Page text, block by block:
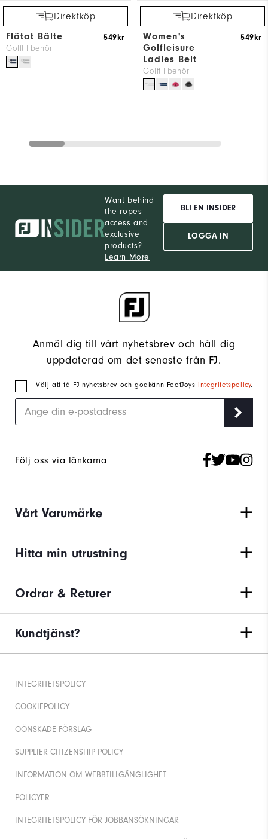
Direktköp
Flätat Bälte
Golftillbehör
549kr
Direktköp
Women's
Golfleisure
Ladies Belt
Golftillbehör
549kr
Want behind
the ropes
access and
exclusive
products?
Learn More
BLI EN INSIDER
LOGGA IN
Anmäl dig till vårt nyhetsbrev och håll dig
uppdaterad om det senaste från FJ.
Välj att få FJ nyhetsbrev och godkänn FootJoysintegritetspolicy.
Följ oss via länkarna
Vårt Varumärke
Hitta min utrustning
Ordrar & Returer
Kundtjänst?
INTEGRITETSPOLICY
COOKIEPOLICY
OÖNSKADE FÖRSLAG
SUPPLIER CITIZENSHIP POLICY
INFORMATION OM WEBBTILLGÄNGLIGHET
POLICYER
INTEGRITETSPOLICY FÖR JOBBANSÖKNINGAR